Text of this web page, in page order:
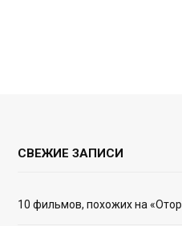
СВЕЖИЕ ЗАПИСИ
10 фильмов, похожих на